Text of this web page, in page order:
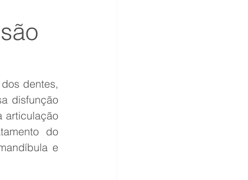
dentes,
disfunção
articulação
do
e